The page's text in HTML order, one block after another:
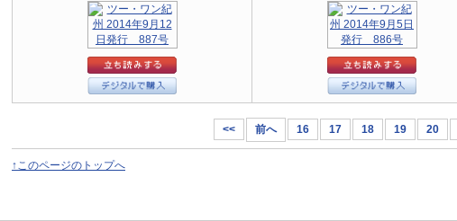
<< 前へ 16 17 18 19 20
↑このページのトップへ